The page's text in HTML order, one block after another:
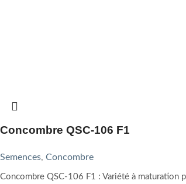
Concombre QSC-106 F1
Semences, Concombre
Concombre QSC-106 F1 : Variété à maturation